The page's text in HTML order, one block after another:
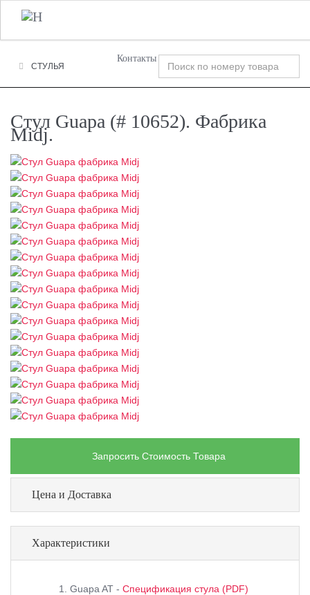
+7 (495) 120-00-58
Контакты
СТУЛЬЯ
Стул Guapa (# 10652). Фабрика
Midj.
Запросить Стоимость Товара
Цена и Доставка
Характеристики
Guapa AT - Спецификация стула (PDF)